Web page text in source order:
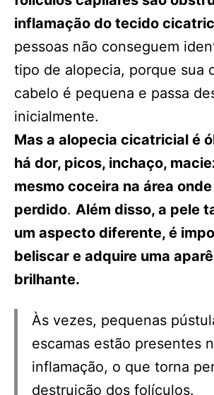
inflamação do tecido
pessoas não conseguem
tipo de alopecia, porque sua
cabelo é pequena e passa
inicialmente.
Mas a alopecia cicatricial é
há dor, picos, inchaço,
mesmo coceira na área
perdido. Além disso, a pele
um aspecto diferente, é
beliscar e adquire uma
brilhante.
Às vezes, pequenas
escamas estão presentes
inflamação, o que torna
destruição dos folículos.